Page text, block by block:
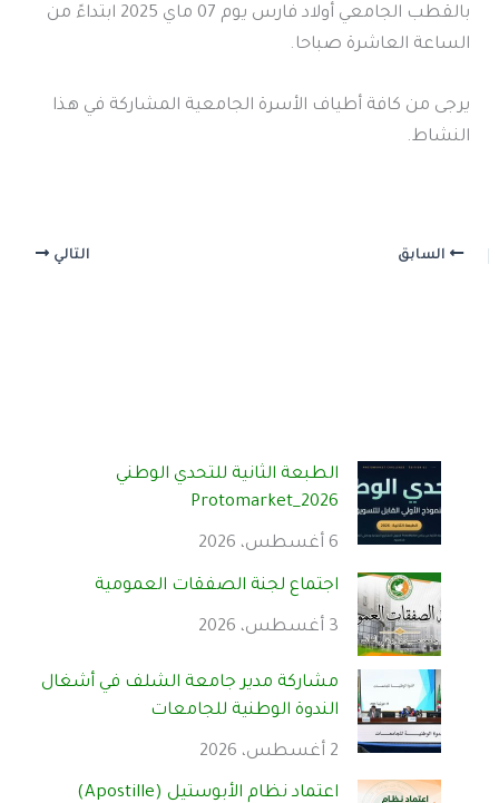
الطبعة الثانية للتحدي الوطني
Protomarket_2026
6 أغسطس، 2026
اجتماع لجنة الصفقات العمومية
3 أغسطس، 2026
مشاركة مدير جامعة الشلف في أشغال
الندوة الوطنية للجامعات
2 أغسطس، 2026
اعتماد نظام الأبوستيل (Apostille)
بالقطب الجامعي أولاد فارس يوم 07 ماي 2025 ابتداءً من
الساعة العاشرة صباحا.
يرجى من كافة أطياف الأسرة الجامعية المشاركة في هذا
النشاط.
السابق التالي